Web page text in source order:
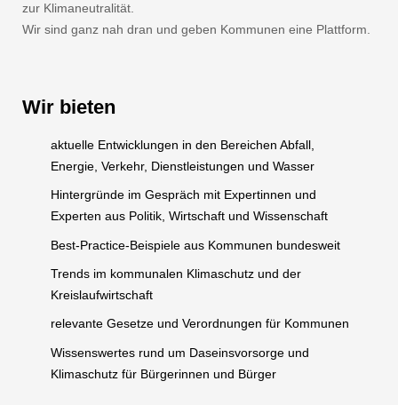
zur Klimaneutralität.
Wir sind ganz nah dran und geben Kommunen eine Plattform.
Wir bieten
aktuelle Entwicklungen in den Bereichen Abfall,
Energie, Verkehr, Dienstleistungen und Wasser
Hintergründe im Gespräch mit Expertinnen und
Experten aus Politik, Wirtschaft und Wissenschaft
Best-Practice-Beispiele aus Kommunen bundesweit
Trends im kommunalen Klimaschutz und der
Kreislaufwirtschaft
relevante Gesetze und Verordnungen für Kommunen
Wissenswertes rund um Daseinsvorsorge und
Klimaschutz für Bürgerinnen und Bürger